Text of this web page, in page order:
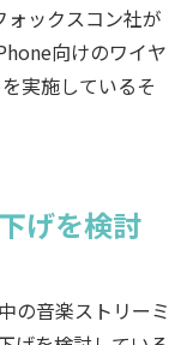
ックスコン社が
向けのワイヤ
実施しているそ
げを検討
の音楽ストリーミ